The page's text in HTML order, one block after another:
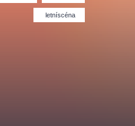
letníscéna
Filmový orchestr Praha
(FOP)